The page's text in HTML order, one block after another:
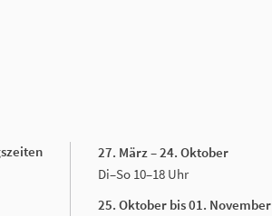
27. März – 24. Oktober
Di–So 10–18 Uhr
25. Oktober bis 01. November